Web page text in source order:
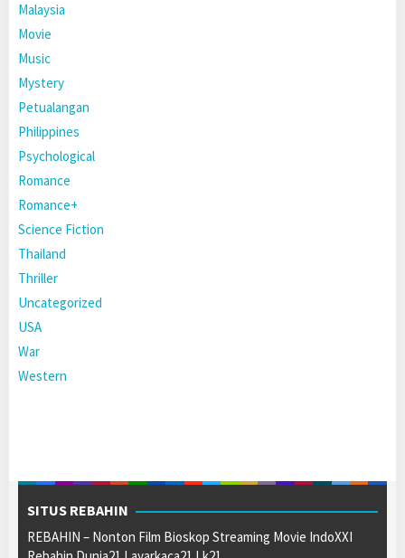
Malaysia
Movie
Music
Mystery
Petualangan
Philippines
Psychological
Romance
Romance+
Science Fiction
Thailand
Thriller
Uncategorized
USA
War
Western
SITUS REBAHIN
REBAHIN – Nonton Film Bioskop Streaming Movie IndoXXI